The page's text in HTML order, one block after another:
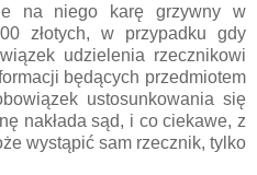
na niego karę grzywny w
złotych, w przypadku gdy
udzielenia rzecznikowi
będących przedmiotem
ustosunkowania się
nakłada sąd, i co ciekawe, z
wystąpić sam rzecznik, tylko